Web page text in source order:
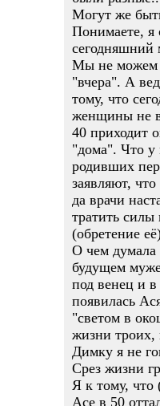
Могут же
Понимаете, я
сегодняшний
Мы не можем
"вчера". А
тому, что
женщины не
40 приходит
"дома". Что
родивших
заявляют,
да врачи
тратить силы
(обретение
О чем думала
будущем
под венец и в
появилась
"светом в
жизни троих,
Димку я не
Срез жизни
Я к тому,
Асе в 50